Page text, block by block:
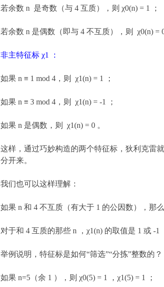
若余数 n 是奇数（与 4 互质），则 χ0(n) = 1 ；
若余数 n 是偶数（即与 4 不互质），则 χ0(n) = 0
非主特征标 χ1 ：
如果 n ≡ 1 mod 4，则 χ1(n) = 1 ；
如果 n ≡ 3 mod 4，则 χ1(n) = -1 ；
如果 n 是偶数，则 χ1(n) = 0 。
这样，通过巧妙构造的两个特征标，狄利克雷
分开来。
我们也可以这样理解：
如果 n 和 4 不互质（有大于 1 的公因数），那
对于和 4 互质的那些 n ，χ1(n) 的取值是 1 或 -1
举例说明，特征标是如何“筛选”“分拣”整数的？
如果 n=5（余 1 ），则 χ0(5) = 1 ，χ1(5) = 1 ；